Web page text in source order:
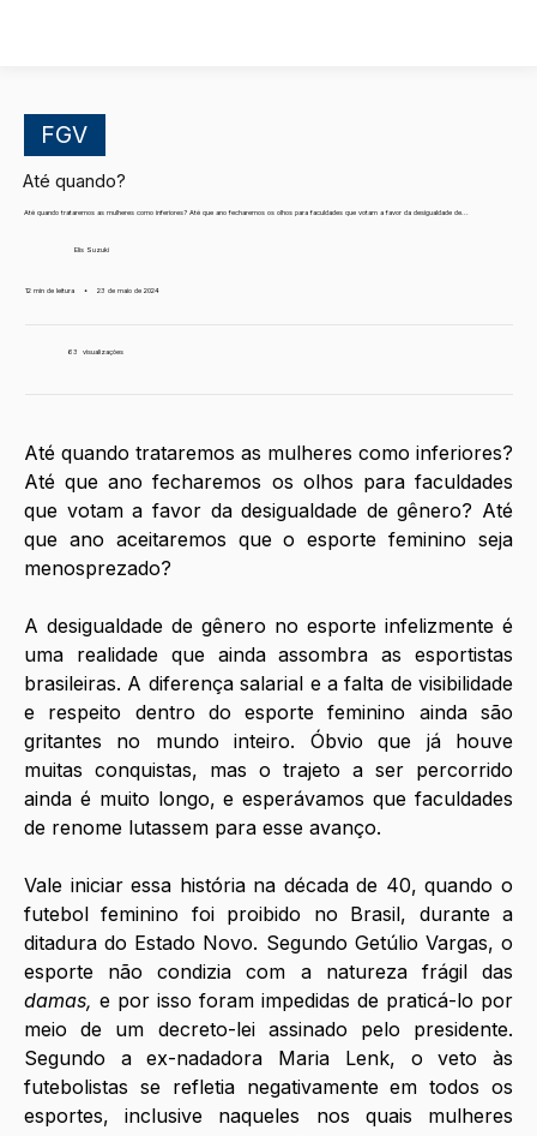
FGV
Até quando?
Até quando trataremos as mulheres como inferiores? Até que ano fecharemos os olhos para faculdades que votam a favor da desigualdade de...
Elis Suzuki
12 min de leitura • 23 de maio de 2024
63 visualizações
Até quando trataremos as mulheres como inferiores?
Até que ano fecharemos os olhos para faculdades
que votam a favor da desigualdade de gênero? Até
que ano aceitaremos que o esporte feminino seja
menosprezado?
A desigualdade de gênero no esporte infelizmente é
uma realidade que ainda assombra as esportistas
brasileiras. A diferença salarial e a falta de visibilidade
e respeito dentro do esporte feminino ainda são
gritantes no mundo inteiro. Óbvio que já houve
muitas conquistas, mas o trajeto a ser percorrido
ainda é muito longo, e esperávamos que faculdades
de renome lutassem para esse avanço.
Vale iniciar essa história na década de 40, quando o
futebol feminino foi proibido no Brasil, durante a
ditadura do Estado Novo. Segundo Getúlio Vargas, o
damas, e por isso foram impedidas de praticá-lo por
meio de um decreto-lei assinado pelo presidente.
Segundo a ex-nadadora Maria Lenk, o veto às
futebolistas se refletia negativamente em todos os
esportes, inclusive naqueles nos quais mulheres